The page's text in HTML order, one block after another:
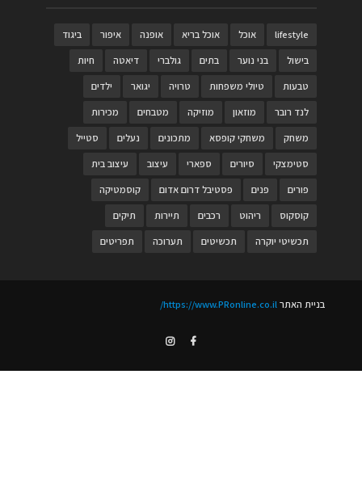
lifestyle אוכל אוכל בריא אופנה איפור
ביגוד
בישול
בני נוער בתים גולברי דיאטה
חיות
טבעות
טיולי משפחות טרויה יגואר
ילדים
לנד רובר
מוזאון מוזיקה מטבחים
מכירות
משחק
משחקי קופסא מתכונים נעלים
סטייל
סטימצקי
סיורים ספארי עיצוב
עיצוב בית
פורים
פנים פסטיבל דרום אדום
קוסמטיקה
קוסקוס
ריהוט רכבים תיירות
תיקים
תכשיטי יוקרה
תכשיטים תערוכה תפריטים
בניית האתרhttps://www.PRonline.co.il/